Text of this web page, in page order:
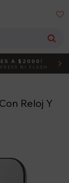

A $2000!
NI FLASH
Reloj Y